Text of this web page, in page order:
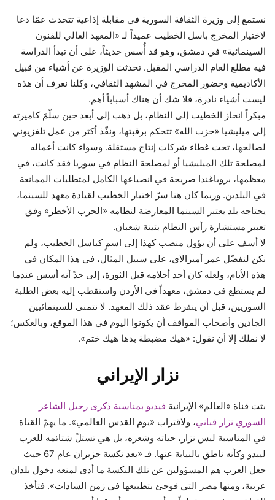
نستمع إلى وزيرة الثقافة السورية في مقابلة إذاعية تتحدث عمّا دعا
لاختيار المخرج باسل الخطيب عميداً لـ «المعهد العالي للفنون
السينمائية» في دمشق، وهو قد أُسس حديثاً، على أن تبدأ الدراسة
فيه مطلع العام الدراسي المقبل. تحدثت الوزيرة عن أشياء من قبيل
الأكاديمية وحضور المخرج في المشهد الثقافي، وكلنا نعرف أن هذه
ليست أشياء نادرة، فلا شك أن هناك أسباباً أهم.
مبكراً انحاز الخطيب إلى النظام، بل ذهب إلى أبعد حين سلّمَ كاميرته
إلى ميليشيا «حزب الله» تتحكم برقبتها، ونفّذ أكثر من عمل تلفزيوني
لصالحها، تحت غطاء شركات إنتاج مستقلة. وسواء كانت أعماله
لمصلحة تلك الميليشيا أو لمصلحة النظام في سوريا فقد كانت، في
معظمها، بروباغندا صريحة في انصياعها الكامل لمتطلبات الممانعة
في البلدين. وربما كان هنا سرّ اختيار الخطيب لقيادة معهد للسينما،
يحتاجه بلد يعتبر السينما المعارضة لنظامه «الحرب الأخطر» وفق
تعبير مستشارة رأس النظام بثينة شعبان.
لا أسف على أن يؤول منصب كهذا إلى اسمٍ كباسل الخطيب، ولم
نكن لنفضّل عمر أميرالاي، على سبيل المثال، في هذا المكان في
هذه الأيام، ولعله كان أحد أحلامه قبل الثورة، إلى حدّ أنه أسس عندما
لم يستطع في دمشق، معهداً في الأردن واستقطب إليه بعض الطلبة
السوريين، قبل أن ينفرط عقد ذلك المعهد. لا نتمنى للسينمائيين
الجادين وأصحاب المواقف أن يكونوا اليوم في هذا الموقع، وبالعكس؛
لا نملك إلا أن نقول: «هيك مضبطة بدها هيك ختم».
نزار الإيراني
بثت قناة «العالم» الإيرانية فيديو بمناسبة ذكرى رحيل الشاعر
السوري نزار قباني، ولاقتراب «يوم القدس العالمي». ما يهمّ القناة
في المناسبة ليس نزار، حياته وشعره، بل هي تستلّ شتائمه للعرب
ليبدو وكأنه ناطق بالنيابة عنها. فـ «بعد نكسة حزيران عام 67 حيث
جعل العرب هم المسؤولين عن تلك النكسة ما أدى لمنعه دخول بلدان
عربية، ومنها مصر التي فوجئ بتطبيعها في زمن السادات». فتأخذ